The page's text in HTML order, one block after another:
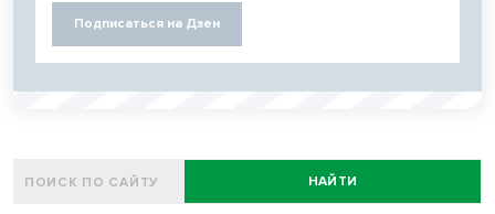
Подписаться на Дзен
НАЙТИ